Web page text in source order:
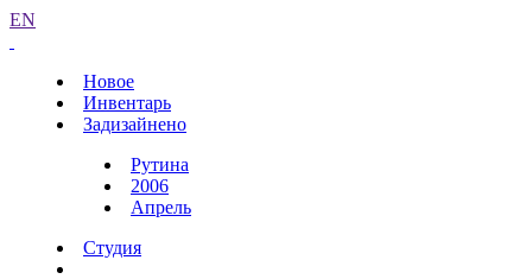
EN
Новое
Инвентарь
Задизайнено
Рутина
2006
Апрель
Студия